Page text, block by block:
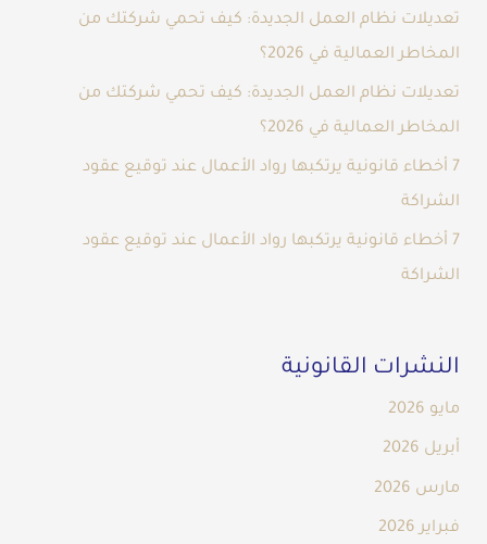
تعديلات نظام العمل الجديدة: كيف تحمي شركتك من
المخاطر العمالية في 2026؟
تعديلات نظام العمل الجديدة: كيف تحمي شركتك من
المخاطر العمالية في 2026؟
7 أخطاء قانونية يرتكبها رواد الأعمال عند توقيع عقود
الشراكة
7 أخطاء قانونية يرتكبها رواد الأعمال عند توقيع عقود
الشراكة
النشرات القانونية
مايو 2026
أبريل 2026
مارس 2026
فبراير 2026